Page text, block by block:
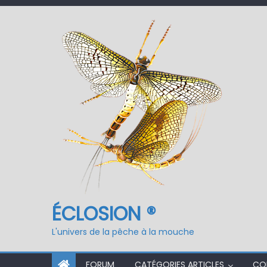
ÉCLOSION ®
L'univers de la pêche à la mouche
FORUM CATÉGORIES ARTICLES